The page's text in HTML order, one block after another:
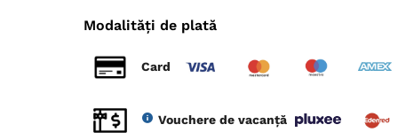
Modalități de plată
Card
Vouchere de vacanță